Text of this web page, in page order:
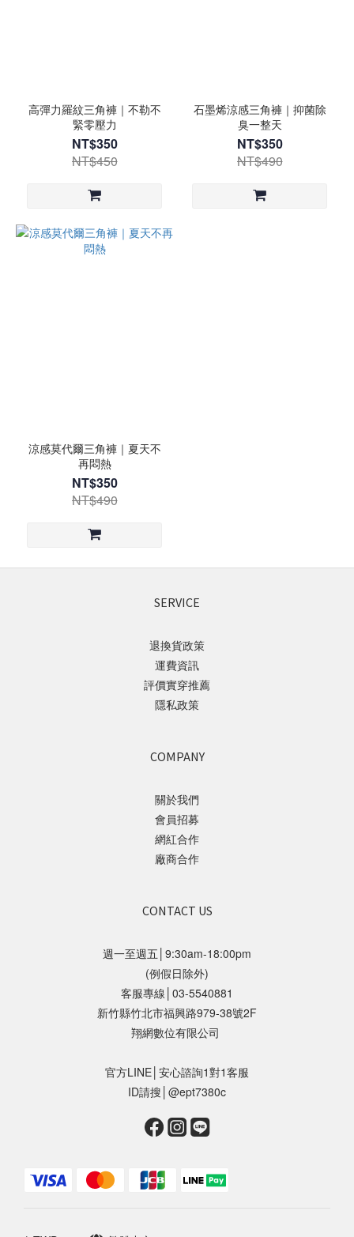
高彈力羅紋三角褲｜不勒不
緊零壓力
NT$350
NT$450
石墨烯涼感三角褲｜抑菌除
臭一整天
NT$350
NT$490
涼感莫代爾三角褲｜夏天不
再悶熱
NT$350
NT$490
SERVICE
退換貨政策
運費資訊
評價實穿推薦
隱私政策
COMPANY
關於我們
會員招募
網紅合作
廠商合作
CONTACT US
週一至週五│9:30am-18:00pm
(例假日除外)
客服專線│03-5540881
新竹縣竹北市福興路979-38號2F
翔網數位有限公司
官方LINE│安心諮詢1對1客服
ID請搜│@ept7380c